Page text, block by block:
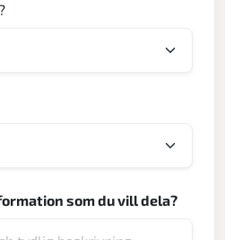
som du vill dela?